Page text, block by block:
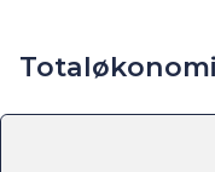
Totaløkonomi